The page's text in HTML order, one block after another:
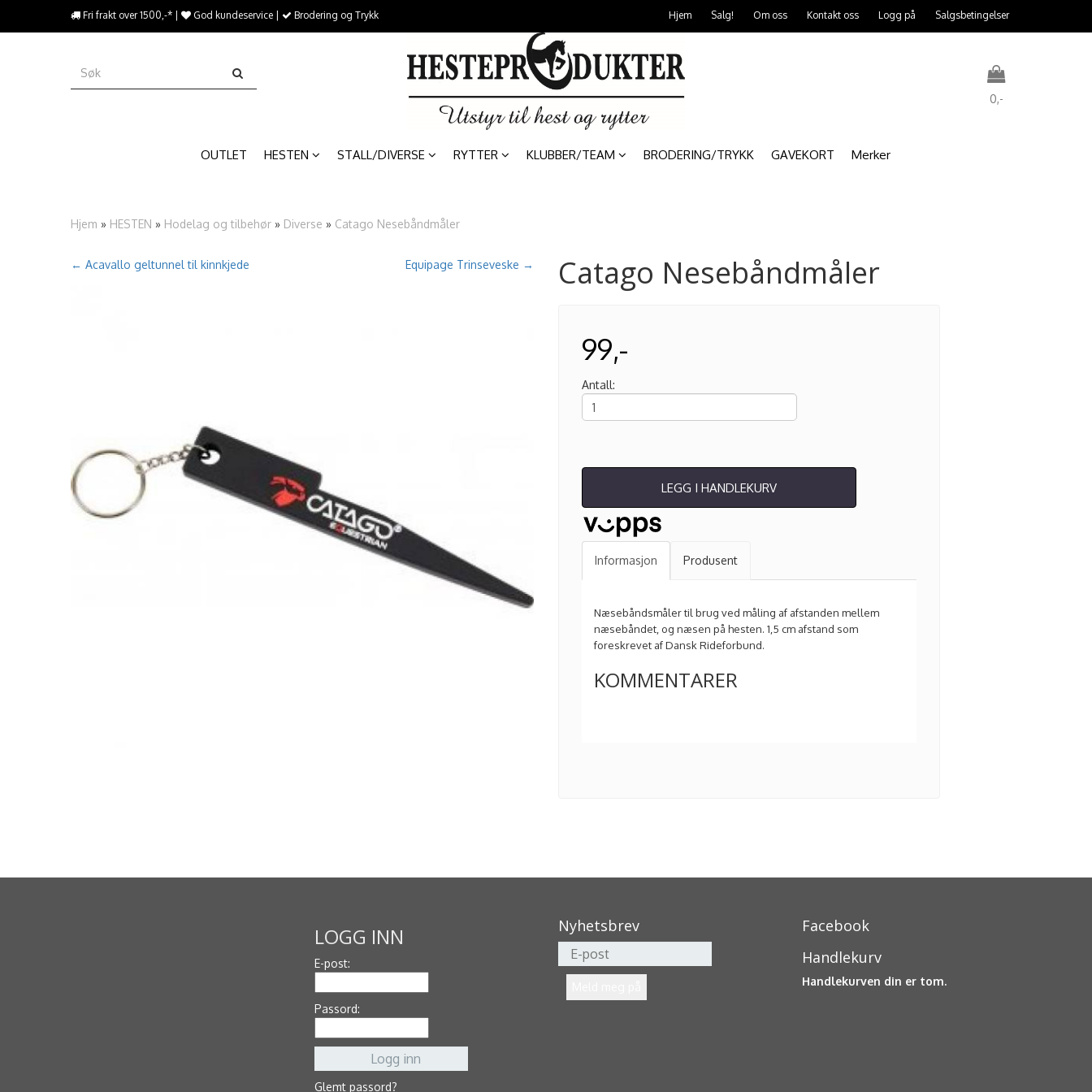
{/literal}����������
Fri frakt over 1500,-* | God kundeservice | Brodering og Trykk Hjem Salg! Om oss Kontakt oss Logg på Salgsbetingelser
0,-
OUTLET HESTEN STALL/DIVERSE RYTTER KLUBBER/TEAM BRODERING/TRYKK GAVEKORT Merker
Hjem » HESTEN » Hodelag og tilbehør » Diverse » Catago Nesebåndmåler
Equipage Trinseveske →
← Acavallo geltunnel til kinnkjede Catago Nesebåndmåler
99,-
Antall:
LEGG I HANDLEKURV
Informasjon Produsent
Næsebåndsmåler til brug ved måling af afstanden mellem
næsebåndet, og næsen på hesten. 1,5 cm afstand som
foreskrevet af Dansk Rideforbund.
KOMMENTARER
LOGG INN
E-post:
Passord:
Glemt passord?
Nyhetsbrev
Facebook
Handlekurv
Handlekurven din er tom.